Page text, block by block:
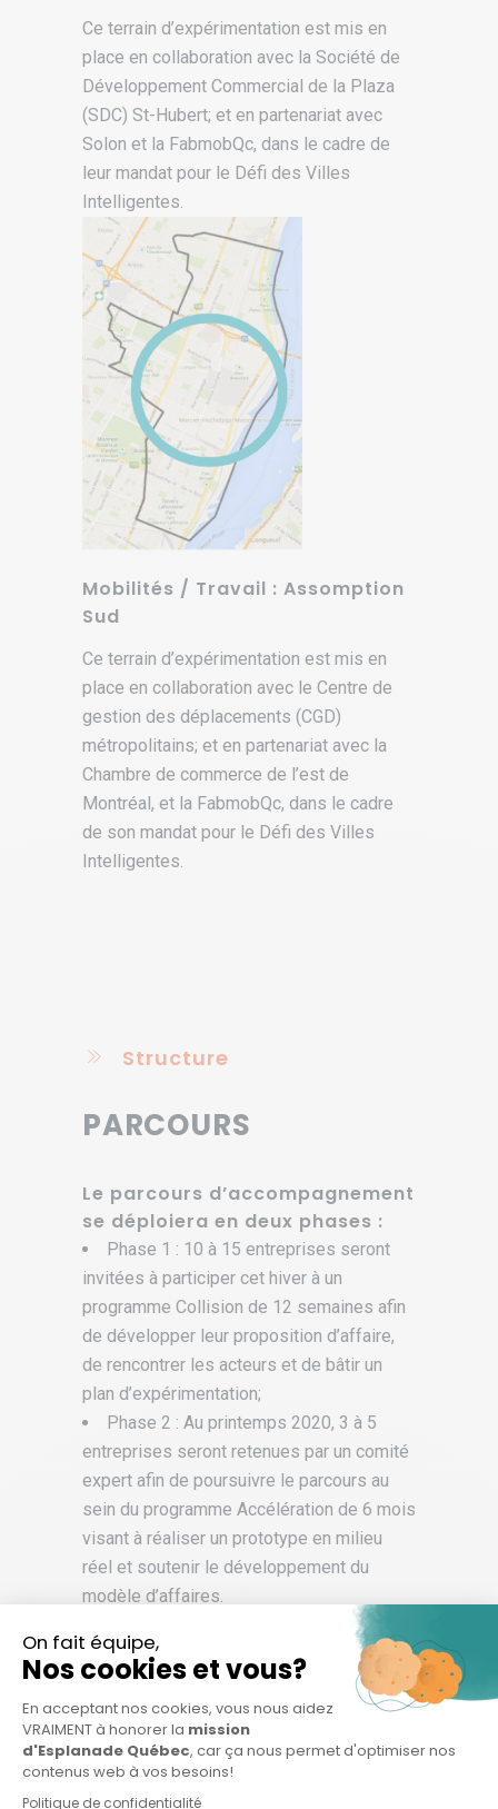
Ce terrain d’expérimentation est mis en
place en collaboration avec la Société de
Développement Commercial de la Plaza
(SDC) St-Hubert; et en partenariat avec
Solon et la FabmobQc, dans le cadre de
leur mandat pour le Défi des Villes
Intelligentes.
Mobilités / Travail : Assomption
Sud
Ce terrain d’expérimentation est mis en
place en collaboration avec le Centre de
gestion des déplacements (CGD)
métropolitains; et en partenariat avec la
Chambre de commerce de l’est de
Montréal, et la FabmobQc, dans le cadre
de son mandat pour le Défi des Villes
Intelligentes.
Structure
PARCOURS
Le parcours d’accompagnement
se déploiera en deux phases :
Phase 1 : 10 à 15 entreprises seront
invitées à participer cet hiver à un
programme Collision de 12 semaines afin
de développer leur proposition d’affaire,
de rencontrer les acteurs et de bâtir un
plan d’expérimentation;
Phase 2 : Au printemps 2020, 3 à 5
entreprises seront retenues par un comité
expert afin de poursuivre le parcours au
sein du programme Accélération de 6 mois
visant à réaliser un prototype en milieu
réel et soutenir le développement du
modèle d’affaires.